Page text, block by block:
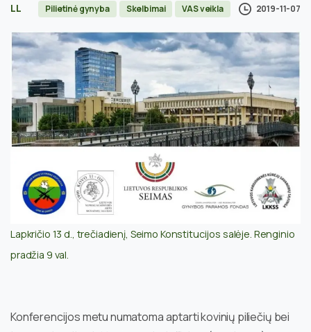
LL Pilietinė gynyba Skelbimai VAS veikla 2019-11-07
Lapkričio 13 d., trečiadienį, Seimo Konstitucijos salėje. Renginio
pradžia 9 val.
Konferencijos metu numatoma aptarti kovinių piliečių bei